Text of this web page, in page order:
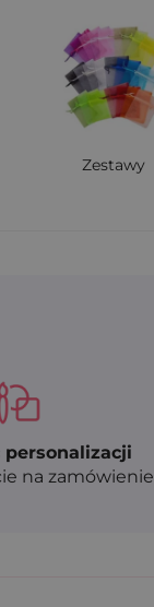
Zestawy
personalizacji
na zamówienie